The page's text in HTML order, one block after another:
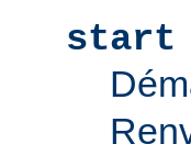
start